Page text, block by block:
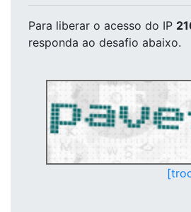
Para liberar o acesso do IP
responda ao desafio abaixo.